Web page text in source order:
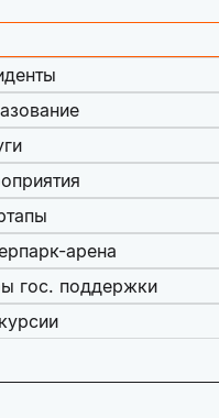
арена
гос. поддержки